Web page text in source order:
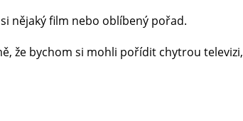
nějaký film nebo oblíbený pořad.
že bychom si mohli pořídit chytrou televizi,